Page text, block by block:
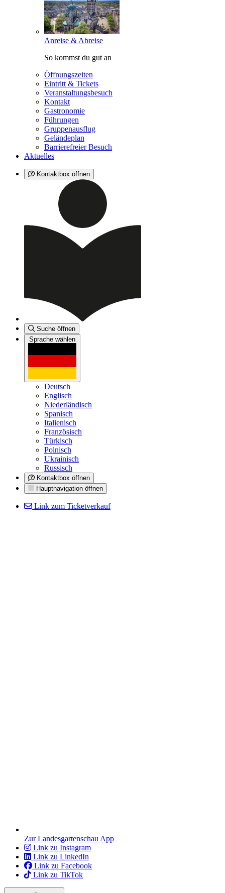
Anreise & Abreise
So kommst du gut an
Öffnungszeiten
Eintritt & Tickets
Veranstaltungsbesuch
Kontakt
Gastronomie
Führungen
Gruppenausflug
Geländeplan
Barrierefreier Besuch
Aktuelles
Kontaktbox öffnen
Suche öffnen
Sprache wählen
Deutsch
Englisch
Niederländisch
Spanisch
Italienisch
Französisch
Türkisch
Polnisch
Ukrainisch
Russisch
Kontaktbox öffnen
Hauptnavigation öffnen
Link zum Ticketverkauf
Zur Landesgartenschau App
Link zu Instagram
Link zu LinkedIn
Link zu Facebook
Link zu TikTok